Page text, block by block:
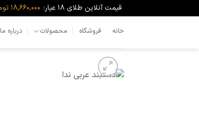
to
قیمت آنلاین طلای ۱۸ عیار: 18,660,000 تومان
خانه فروشگاه محصولات درباره ما